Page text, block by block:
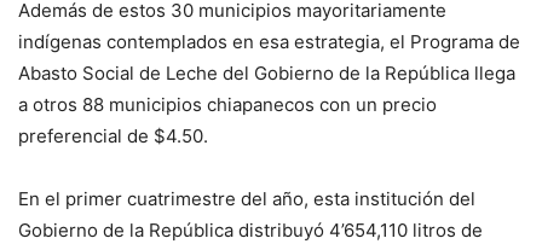
Además de estos 30 municipios mayoritariamente
indígenas contemplados en esa estrategia, el Programa de
Abasto Social de Leche del Gobierno de la República llega
a otros 88 municipios chiapanecos con un precio
preferencial de $4.50.
En el primer cuatrimestre del año, esta institución del
Gobierno de la República distribuyó 4’654,110 litros de